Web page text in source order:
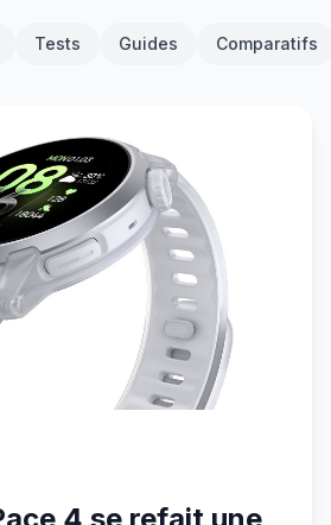
Tests Guides Comparatifs